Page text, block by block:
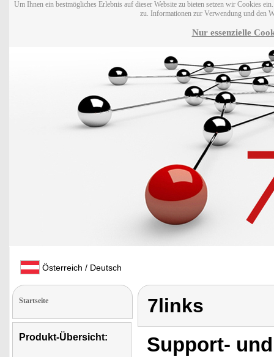
Um Ihnen ein bestmögliches Erlebnis auf dieser Website zu bieten setzen wir Cookies
zu. Informationen zur Verwendung und den
Nur essenzielle
Österreich / Deutsch
Startseite
Produkt-Übersicht:
7links
Support-